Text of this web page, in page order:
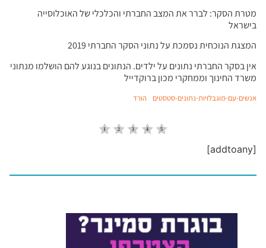
מטרת הסקר: לברר את המצב החברתי והכלכלי של האוכלוסייה
בישראל
המצגת הנוכחית נסמכת על נתוני הסקר החברתי 2019
אין בסקר החברתי נתונים על ילדים. הנתונים בנוגע להם הושלמו מנתוני
משרד החינוך וממחקרי מכון ברוקדייל
אנשים-עם-מוגבלויות-נתונים-סטסטים הורד
[addtoany]